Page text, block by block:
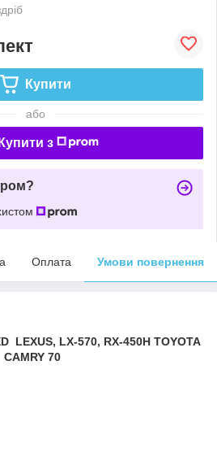
Купити
або
Купити з
Оплата Умови повернення
LEXUS, LX-570, RX-450H TOYOTA
CAMRY 70